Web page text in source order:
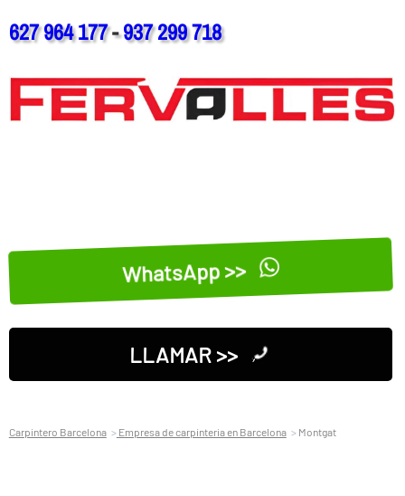
627 964 177-937 299 718
WhatsApp >>
LLAMAR >>
Carpintero Barcelona Empresa de carpinteria en Barcelona Montgat